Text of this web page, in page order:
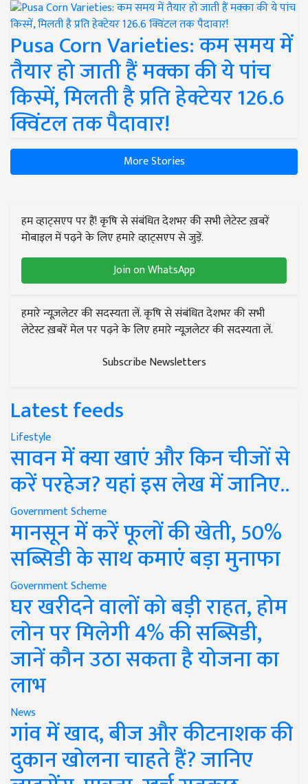
Pusa Corn Varieties: कम समय में
तैयार हो जाती हैं मक्का की ये पांच
किस्में, मिलती है प्रति हेक्टेयर 126.6
क्विंटल तक पैदावार!
More Stories
हम व्हाट्सएप पर हैं! कृषि से संबंधित देशभर की सभी लेटेस्ट ख़बरें
मोबाइल में पढ़ने के लिए हमारे व्हाट्सएप से जुड़ें.
Join on WhatsApp
हमारे न्यूज़लेटर की सदस्यता लें. कृषि से संबंधित देशभर की सभी
लेटेस्ट ख़बरें मेल पर पढ़ने के लिए हमारे न्यूज़लेटर की सदस्यता लें.
Subscribe Newsletters
Latest feeds
Lifestyle
सावन में क्या खाएं और किन चीजों से
करें परहेज? यहां इस लेख में जानिए..
Government Scheme
मानसून में करें फूलों की खेती, 50%
सब्सिडी के साथ कमाएं बड़ा मुनाफा
Government Scheme
घर खरीदने वालों को बड़ी राहत, होम
लोन पर मिलेगी 4% की सब्सिडी,
जानें कौन उठा सकता है योजना का
लाभ
News
गांव में खाद, बीज और कीटनाशक की
दुकान खोलना चाहते हैं? जानिए